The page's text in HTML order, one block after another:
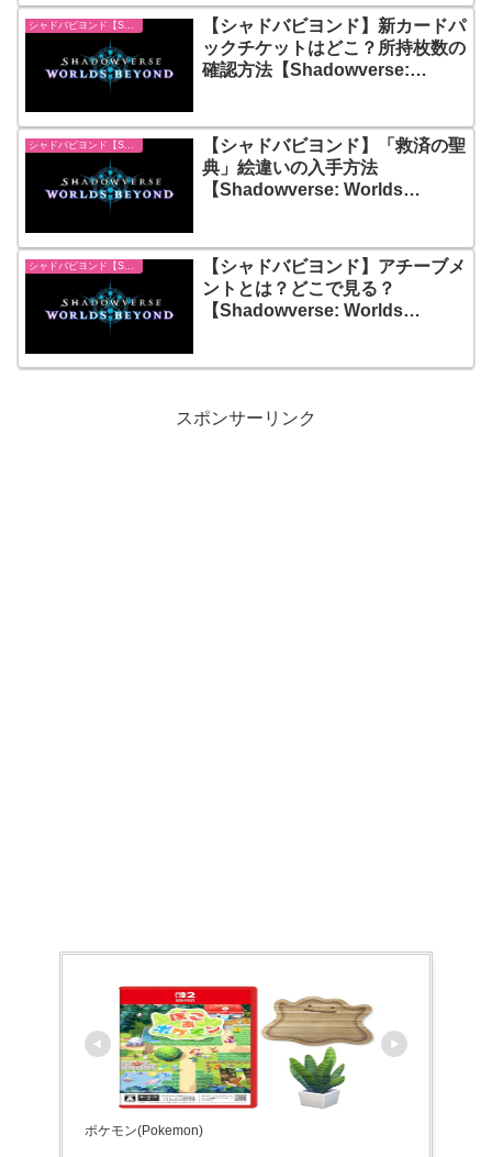
【シャドバビヨンド】新カードパ
ックチケットはどこ？所持枚数の
確認方法【Shadowverse:
シャドバビヨンド【Shadowverse: Worlds Beyond】
【シャドバビヨンド】「救済の聖
典」絵違いの入手方法
【Shadowverse: Worlds
【シャドバビヨンド】アチーブメ
ントとは？どこで見る？
【Shadowverse: Worlds
スポンサーリンク
ポケモン(Pokemon)